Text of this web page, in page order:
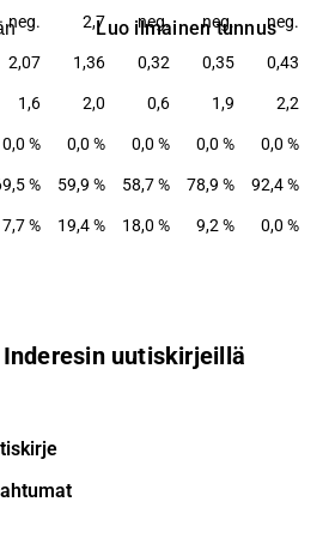
neg. 2,7 neg. neg. neg.
2,07 1,36 0,32 0,35 0,43
1,6 2,0 0,6 1,9 2,2
0,0 % 0,0 % 0,0 % 0,0 % 0,0 %
% 59,9 % 58,7 % 78,9 % 92,4 %
7,7 % 19,4 % 18,0 % 9,2 % 0,0 %
Luo ilmainen tunnus
uutiskirjeillä